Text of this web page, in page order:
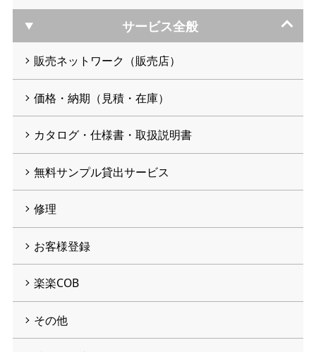
サービス全般
販売ネットワーク（販売店）
価格・納期（見積・在庫）
カタログ・仕様書・取扱説明書
無料サンプル貸出サービス
修理
お客様登録
楽楽COB
その他